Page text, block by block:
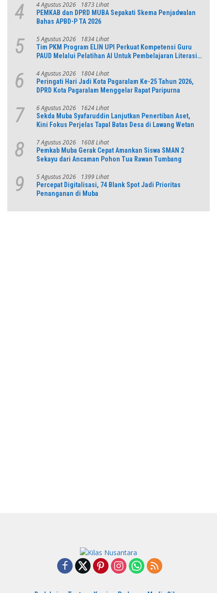
4 4 Agustus 2026 1873 Lihat
PEMKAB dan DPRD MUBA Sepakati Skema Penjadwalan
Bahas APBD-P TA 2026
5 5 Agustus 2026 1834 Lihat
Tim PKM Program ELIN UPI Perkuat Kompetensi Guru
PAUD Melalui Pelatihan AI Untuk Pembelajaran Literasi
6 4 Agustus 2026 1804 Lihat
Peringati Hari Jadi Kota Pagaralam Ke-25 Tahun 2026,
DPRD Kota Pagaralam Menggelar Rapat Paripurna
7 6 Agustus 2026 1624 Lihat
Sekda Muba Syafaruddin Lanjutkan Penertiban Aset,
Kini Fokus Perjelas Tapal Batas Desa di Lawang Wetan
8 7 Agustus 2026 1608 Lihat
Pemkab Muba Gerak Cepat Amankan Siswa SMAN 2
Sekayu dari Ancaman Pohon Tua Rawan Tumbang
9 5 Agustus 2026 1399 Lihat
Percepat Digitalisasi, 74 Blank Spot Jadi Prioritas
Penanganan di Muba